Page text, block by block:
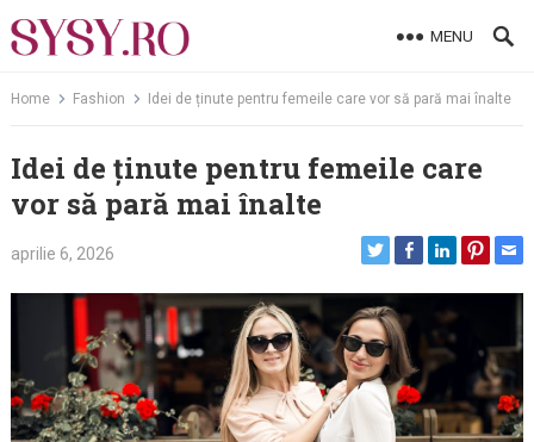
to
MENU
Home Fashion Idei de ținute pentru femeile care vor să pară mai înalte
Idei de ținute pentru femeile care
vor să pară mai înalte
aprilie 6, 2026